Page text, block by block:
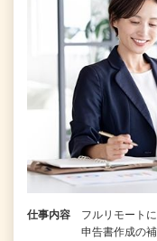
仕事内容
フルリモート
申告書作成の